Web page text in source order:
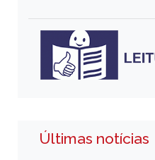
Últimas notícias